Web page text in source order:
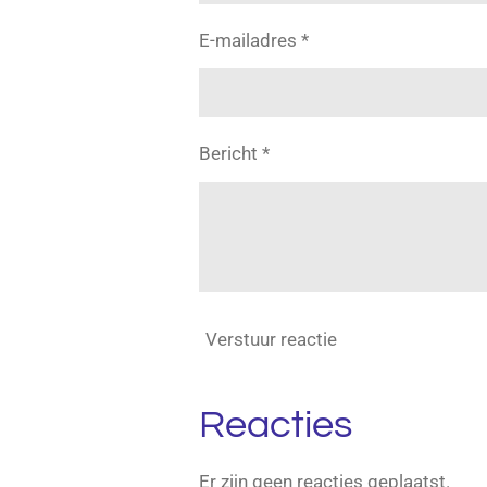
E-mailadres *
Bericht *
Verstuur reactie
Reacties
Er zijn geen reacties geplaatst.